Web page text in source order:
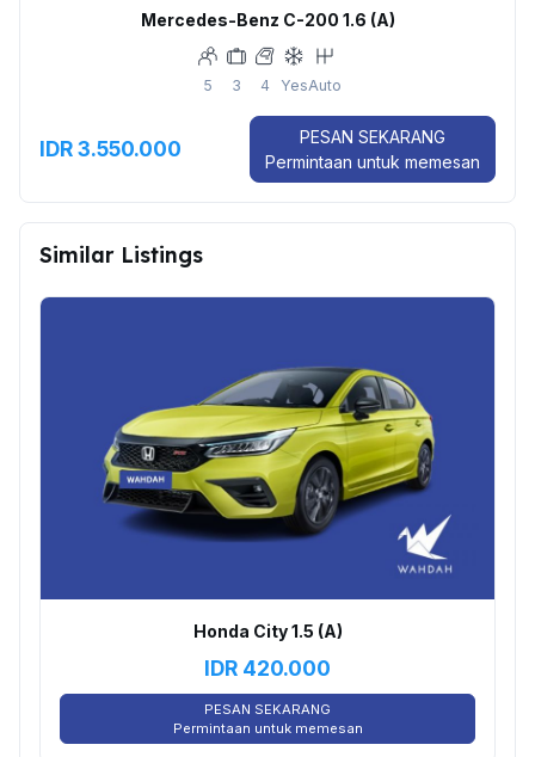
Mercedes-Benz C-200 1.6 (A)
5 3 4 YesAuto
IDR 3.550.000
PESAN SEKARANG
Permintaan untuk memesan
Similar Listings
Honda City 1.5 (A)
IDR 420.000
PESAN SEKARANG
Permintaan untuk memesan